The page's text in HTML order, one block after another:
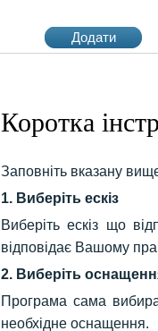
Додати
Додати
Коротка
Заповніть вказану
1. Виберіть ескіз
Виберіть ескіз що
відповідає Вашому
2. Виберіть
Програма сама
необхідне оснащення.